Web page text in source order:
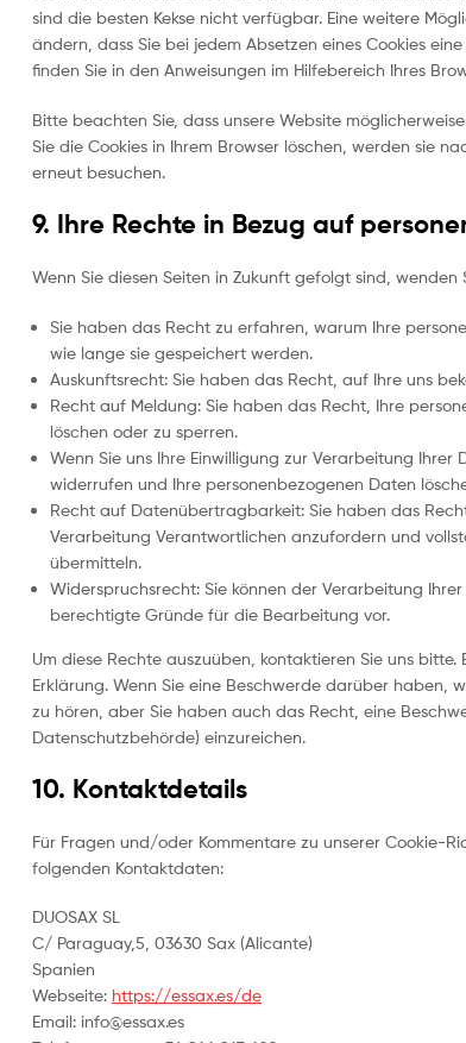
sind die besten Kekse nicht verfügbar. Eine weitere
ändern, dass Sie bei jedem Absetzen eines Cookies
finden Sie in den Anweisungen im Hilfebereich Ihres
Bitte beachten Sie, dass unsere Website
Sie die Cookies in Ihrem Browser löschen, werden sie
erneut besuchen.
9. Ihre Rechte in Bezug auf
Wenn Sie diesen Seiten in Zukunft gefolgt sind,
Sie haben das Recht zu erfahren, warum Ihre
wie lange sie gespeichert werden.
Auskunftsrecht: Sie haben das Recht, auf Ihre uns
Recht auf Meldung: Sie haben das Recht, Ihre
löschen oder zu sperren.
Wenn Sie uns Ihre Einwilligung zur Verarbeitung
widerrufen und Ihre personenbezogenen Daten
Recht auf Datenübertragbarkeit: Sie haben das
Verarbeitung Verantwortlichen anzufordern und
übermitteln.
Widerspruchsrecht: Sie können der Verarbeitung
berechtigte Gründe für die Bearbeitung vor.
Um diese Rechte auszuüben, kontaktieren Sie uns
Erklärung. Wenn Sie eine Beschwerde darüber haben,
zu hören, aber Sie haben auch das Recht, eine
Datenschutzbehörde) einzureichen.
10. Kontaktdetails
Für Fragen und/oder Kommentare zu unserer Cookie-
folgenden Kontaktdaten:
DUOSAX SL
C/ Paraguay,5, 03630 Sax (Alicante)
Spanien
Webseite: https://essax.es/de
Email: info@essax.es